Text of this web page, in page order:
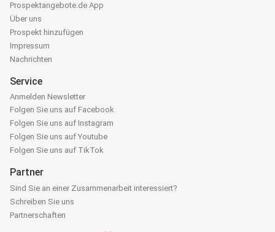
Prospektangebote.de App
Über uns
Prospekt hinzufügen
Impressum
Nachrichten
Service
Anmelden Newsletter
Folgen Sie uns auf Facebook
Folgen Sie uns auf Instagram
Folgen Sie uns auf Youtube
Folgen Sie uns auf TikTok
Partner
Sind Sie an einer Zusammenarbeit interessiert?
Schreiben Sie uns
Partnerschaften